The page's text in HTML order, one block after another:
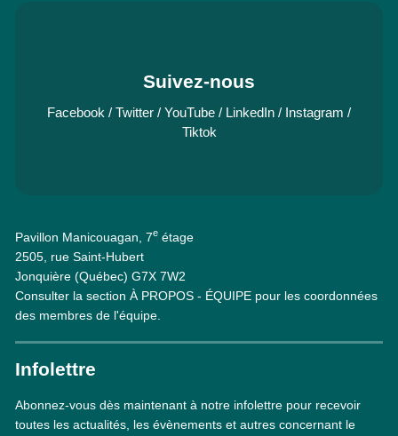
Suivez-nous
Facebook / Twitter / YouTube / LinkedIn / Instagram /
Tiktok
Pavillon Manicouagan, 7e étage
2505, rue Saint-Hubert
Jonquière (Québec) G7X 7W2
Consulter la section À PROPOS - ÉQUIPE pour les coordonnées
des membres de l'équipe.
Infolettre
Abonnez-vous dès maintenant à notre infolettre pour recevoir
toutes les actualités, les évènements et autres concernant le